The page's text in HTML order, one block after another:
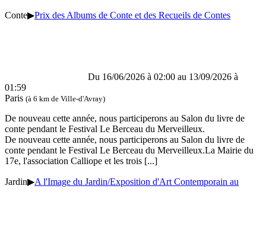
Conte▶Prix des Albums de Conte et des Recueils de Contes
Du 16/06/2026 à 02:00 au 13/09/2026 à
01:59
Paris (à 6 km de Ville-d'Avray)
De nouveau cette année, nous participerons au Salon du livre de
conte pendant le Festival Le Berceau du Merveilleux.
De nouveau cette année, nous participerons au Salon du livre de
conte pendant le Festival Le Berceau du Merveilleux.La Mairie du
17e, l'association Calliope et les trois [...]
Jardin▶A l'Image du Jardin/Exposition d'Art Contemporain au